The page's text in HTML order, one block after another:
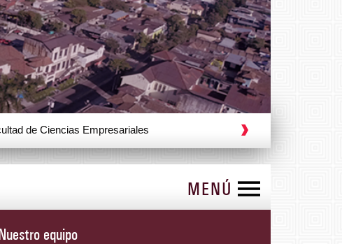
MENÚ
equipo